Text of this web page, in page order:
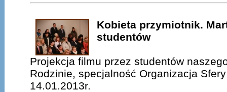
Kobieta przymiotnik.
studentów
Projekcja filmu przez studentów
Rodzinie, specjalność Organizacja
14.01.2013r.